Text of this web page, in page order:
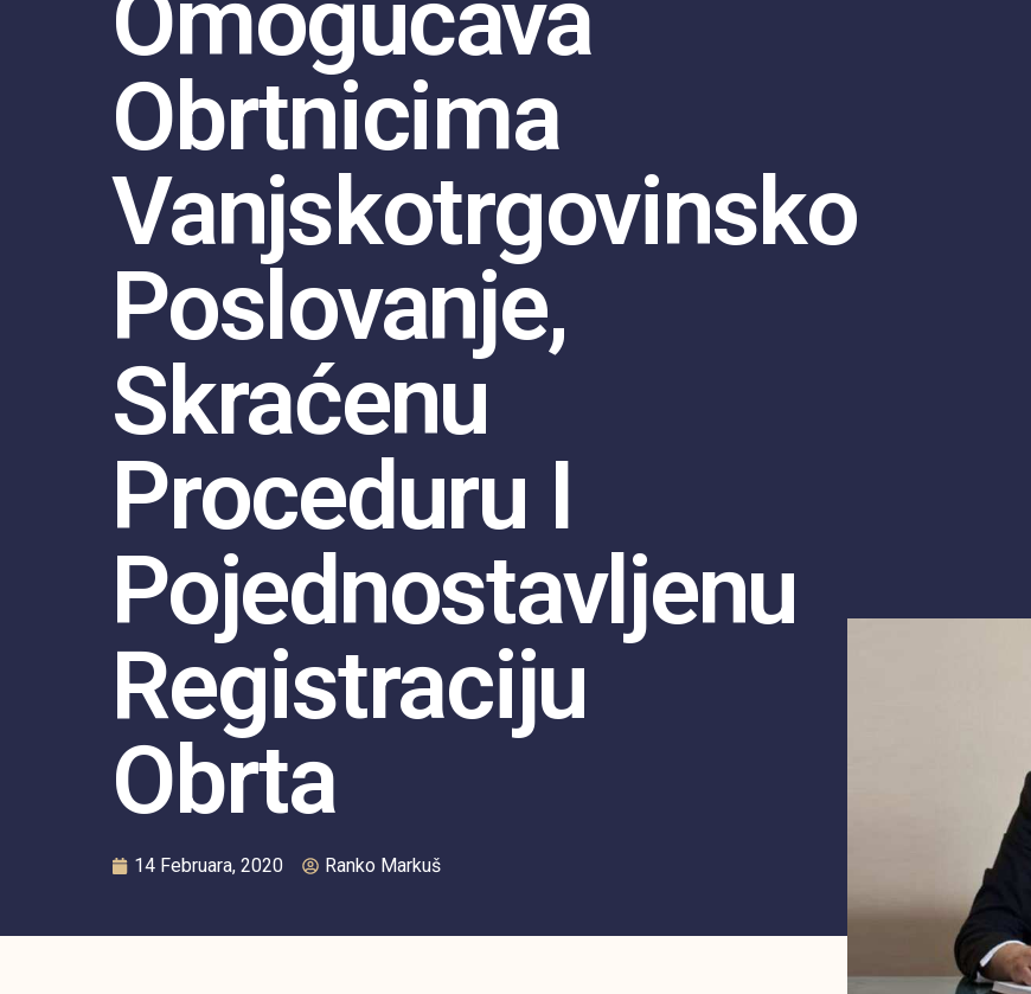
Omogućava
Obrtnicima
Vanjskotrgovinsko
Poslovanje,
Skraćenu
Proceduru I
Pojednostavljenu
Registraciju
Obrta
14 Februara, 2020 Ranko Markuš